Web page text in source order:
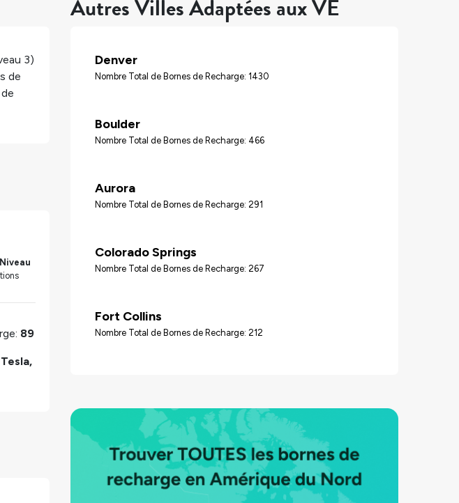
3)
de
Niveau
89
Autres Villes Adaptées aux VÉ
Denver
Nombre Total de Bornes de Recharge: 1430
Boulder
Nombre Total de Bornes de Recharge: 466
Aurora
Nombre Total de Bornes de Recharge: 291
Colorado Springs
Nombre Total de Bornes de Recharge: 267
Fort Collins
Nombre Total de Bornes de Recharge: 212